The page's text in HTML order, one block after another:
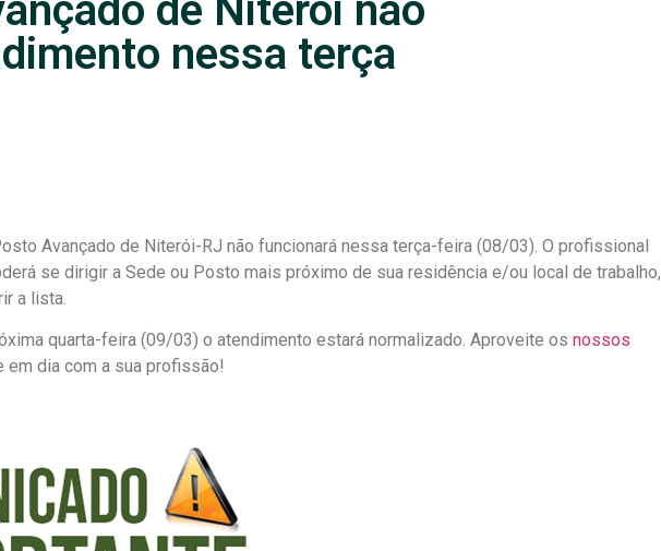
de Niterói não
nessa terça
Avançado de Niterói-RJ não funcionará nessa terça-feira (08/03). O profissional
se dirigir a Sede ou Posto mais próximo de sua residência e/ou local de trabalho,
a lista.
quarta-feira (09/03) o atendimento estará normalizado. Aproveite os nossos
em dia com a sua profissão!